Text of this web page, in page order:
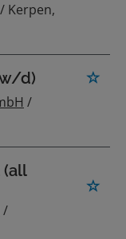
/ Kerpen,
d)
/
(all
/